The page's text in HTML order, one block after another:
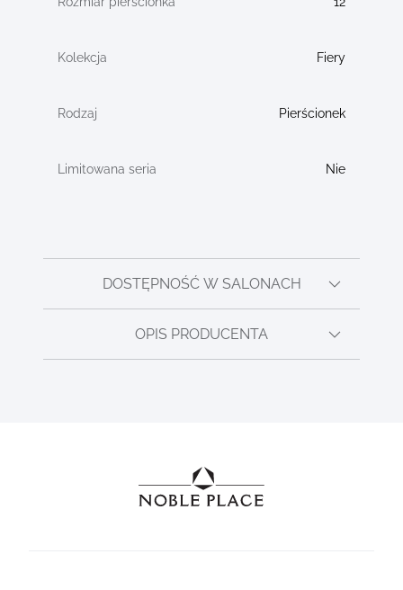
Fiery
Pierścionek
Nie
DOSTĘPNOŚĆ W SALONACH
OPIS PRODUCENTA